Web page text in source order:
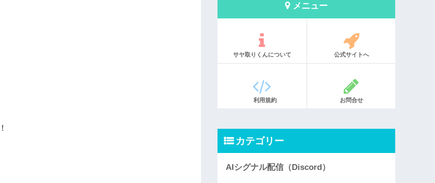
メニュー
サヤ取りくんについて 公式サイトへ
利用規約 お問合せ
カテゴリー
AIシグナル配信（Discord）